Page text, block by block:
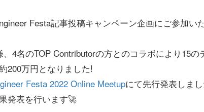
Festa記事投稿キャンペーン企画にご参加い
4名のTOP Contributorの方とのコラボにより15の
200万円となりました!
Festa 2022 Online Meetupにて先行発表しま
発表を行います🚀